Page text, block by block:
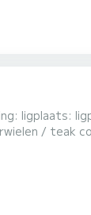
/ teak